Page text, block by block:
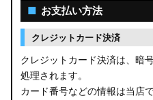
■ お支払い方法
クレジットカード決済
クレジットカード決済は、暗
処理されます。
カード番号などの情報は当店